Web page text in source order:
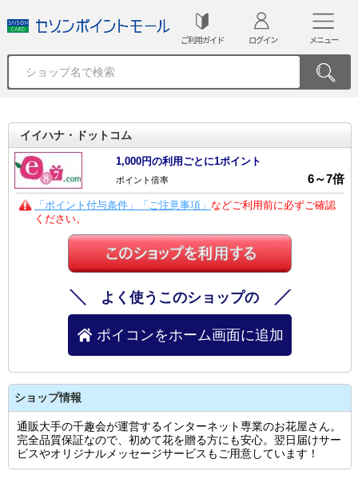
ご利用ガイド ログイン メニュー
イイハナ・ドットコム
1,000円の利用ごとに1ポイント
ポイント倍率 6～7倍
「ポイント付与条件」「ご注意事項」 などご利用前に必ずご確認
ください。
よく使うこのショップの
ポイコンをホーム画面に追加
ショップ情報
通販大手の千趣会が運営するインターネット専業のお花屋さん。
完全品質保証なので、初めて花を贈る方にも安心。翌日届けサー
ビスやオリジナルメッセージサービスもご用意しています！